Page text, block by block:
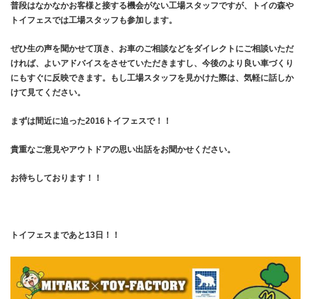
普段はなかなかお客様と接する機会がない工場スタッフですが、トイの森や
トイフェスでは工場スタッフも参加します。
ぜひ生の声を聞かせて頂き、お車のご相談などをダイレクトにご相談いただ
ければ、よいアドバイスをさせていただきますし、今後のより良い車づくり
にもすぐに反映できます。もし工場スタッフを見かけた際は、気軽に話しか
けて見てください。
まずは間近に迫った2016トイフェスで！！
貴重なご意見やアウトドアの思い出話をお聞かせください。
お待ちしております！！
トイフェスまであと13日！！